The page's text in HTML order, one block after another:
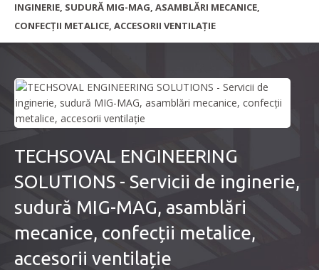
INGINERIE, SUDURĂ MIG-MAG, ASAMBLĂRI MECANICE,
CONFECȚII METALICE, ACCESORII VENTILAȚIE
TECHSOVAL ENGINEERING
SOLUTIONS - Servicii de inginerie,
sudură MIG-MAG, asamblări
mecanice, confecții metalice,
accesorii ventilație